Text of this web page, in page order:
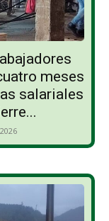
meses
salariales